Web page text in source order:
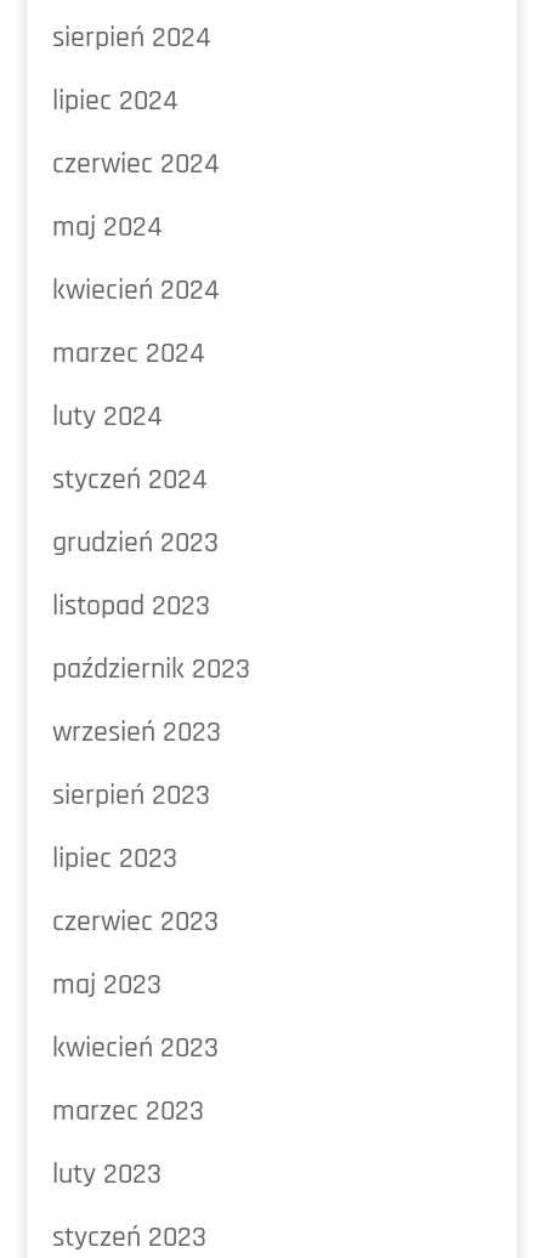
sierpień 2024
lipiec 2024
czerwiec 2024
maj 2024
kwiecień 2024
marzec 2024
luty 2024
styczeń 2024
grudzień 2023
listopad 2023
październik 2023
wrzesień 2023
sierpień 2023
lipiec 2023
czerwiec 2023
maj 2023
kwiecień 2023
marzec 2023
luty 2023
styczeń 2023